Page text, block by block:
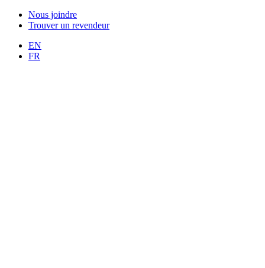
Nous joindre
Trouver un revendeur
EN
FR